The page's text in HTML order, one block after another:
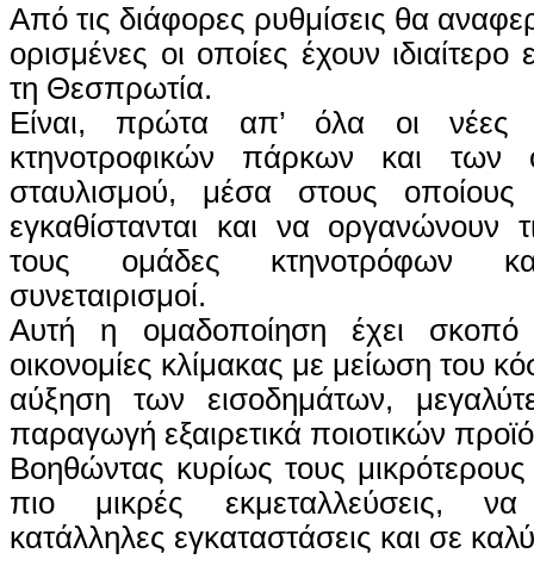
Από τις διάφορες ρυθμίσεις θα
ορισμένες οι οποίες έχουν ιδιαίτερο
τη Θεσπρωτία.
Είναι, πρώτα απ’ όλα οι νέες
κτηνοτροφικών πάρκων και των
σταυλισμού, μέσα στους
εγκαθίστανται και να οργανώνουν
τους ομάδες κτηνοτρόφων και
συνεταιρισμοί.
Αυτή η ομαδοποίηση έχει
οικονομίες κλίμακας με μείωση του
αύξηση των εισοδημάτων,
παραγωγή εξαιρετικά ποιοτικών
Βοηθώντας κυρίως τους μικρότερους
πιο μικρές εκμεταλλεύσεις,
κατάλληλες εγκαταστάσεις και σε